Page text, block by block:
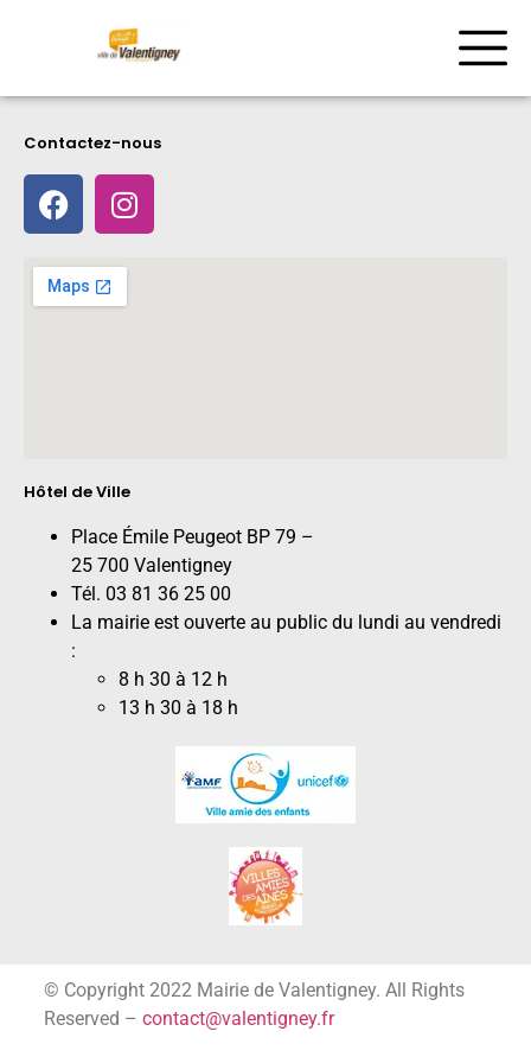
Contactez-nous
Hôtel de Ville
Place Émile Peugeot BP 79 –
25 700 Valentigney
Tél. 03 81 36 25 00
La mairie est ouverte au public du lundi au vendredi
:
8 h 30 à 12 h
13 h 30 à 18 h
© Copyright 2022 Mairie de Valentigney. All Rights
Reserved – contact@valentigney.fr